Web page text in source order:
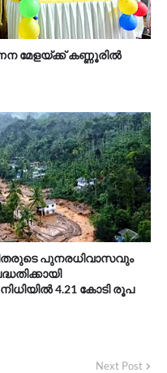
മേളയ്ക്ക് കണ്ണൂരിൽ
പുനരധിവാസവും
4.21 കോടി രൂപ
Next Post